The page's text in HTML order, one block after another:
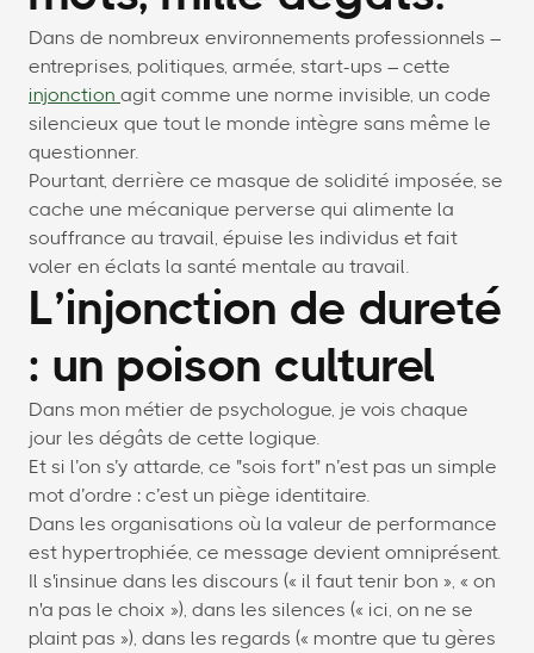
Dans de nombreux environnements professionnels –
entreprises, politiques, armée, start-ups – cette
injonction agit comme une norme invisible, un code
silencieux que tout le monde intègre sans même le
questionner.
Pourtant, derrière ce masque de solidité imposée, se
cache une mécanique perverse qui alimente la
souffrance au travail, épuise les individus et fait
voler en éclats la santé mentale au travail.
L’injonction de dureté
: un poison culturel
Dans mon métier de psychologue, je vois chaque
jour les dégâts de cette logique.
Et si l’on s’y attarde, ce "sois fort" n’est pas un simple
mot d’ordre : c’est un piège identitaire.
Dans les organisations où la valeur de performance
est hypertrophiée, ce message devient omniprésent.
Il s'insinue dans les discours (« il faut tenir bon », « on
n'a pas le choix »), dans les silences (« ici, on ne se
plaint pas »), dans les regards (« montre que tu gères